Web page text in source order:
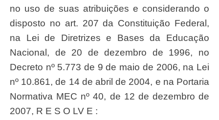
no uso de suas atribuições e considerando o
disposto no art. 207 da Constituição Federal,
na Lei de Diretrizes e Bases da Educação
Nacional, de 20 de dezembro de 1996, no
Decreto nº 5.773 de 9 de maio de 2006, na Lei
nº 10.861, de 14 de abril de 2004, e na Portaria
Normativa MEC nº 40, de 12 de dezembro de
2007, R E S O LV E :